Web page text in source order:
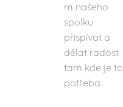
m našeho
spolku
přispívat a
dělat radost
tam kde je to
potřeba.